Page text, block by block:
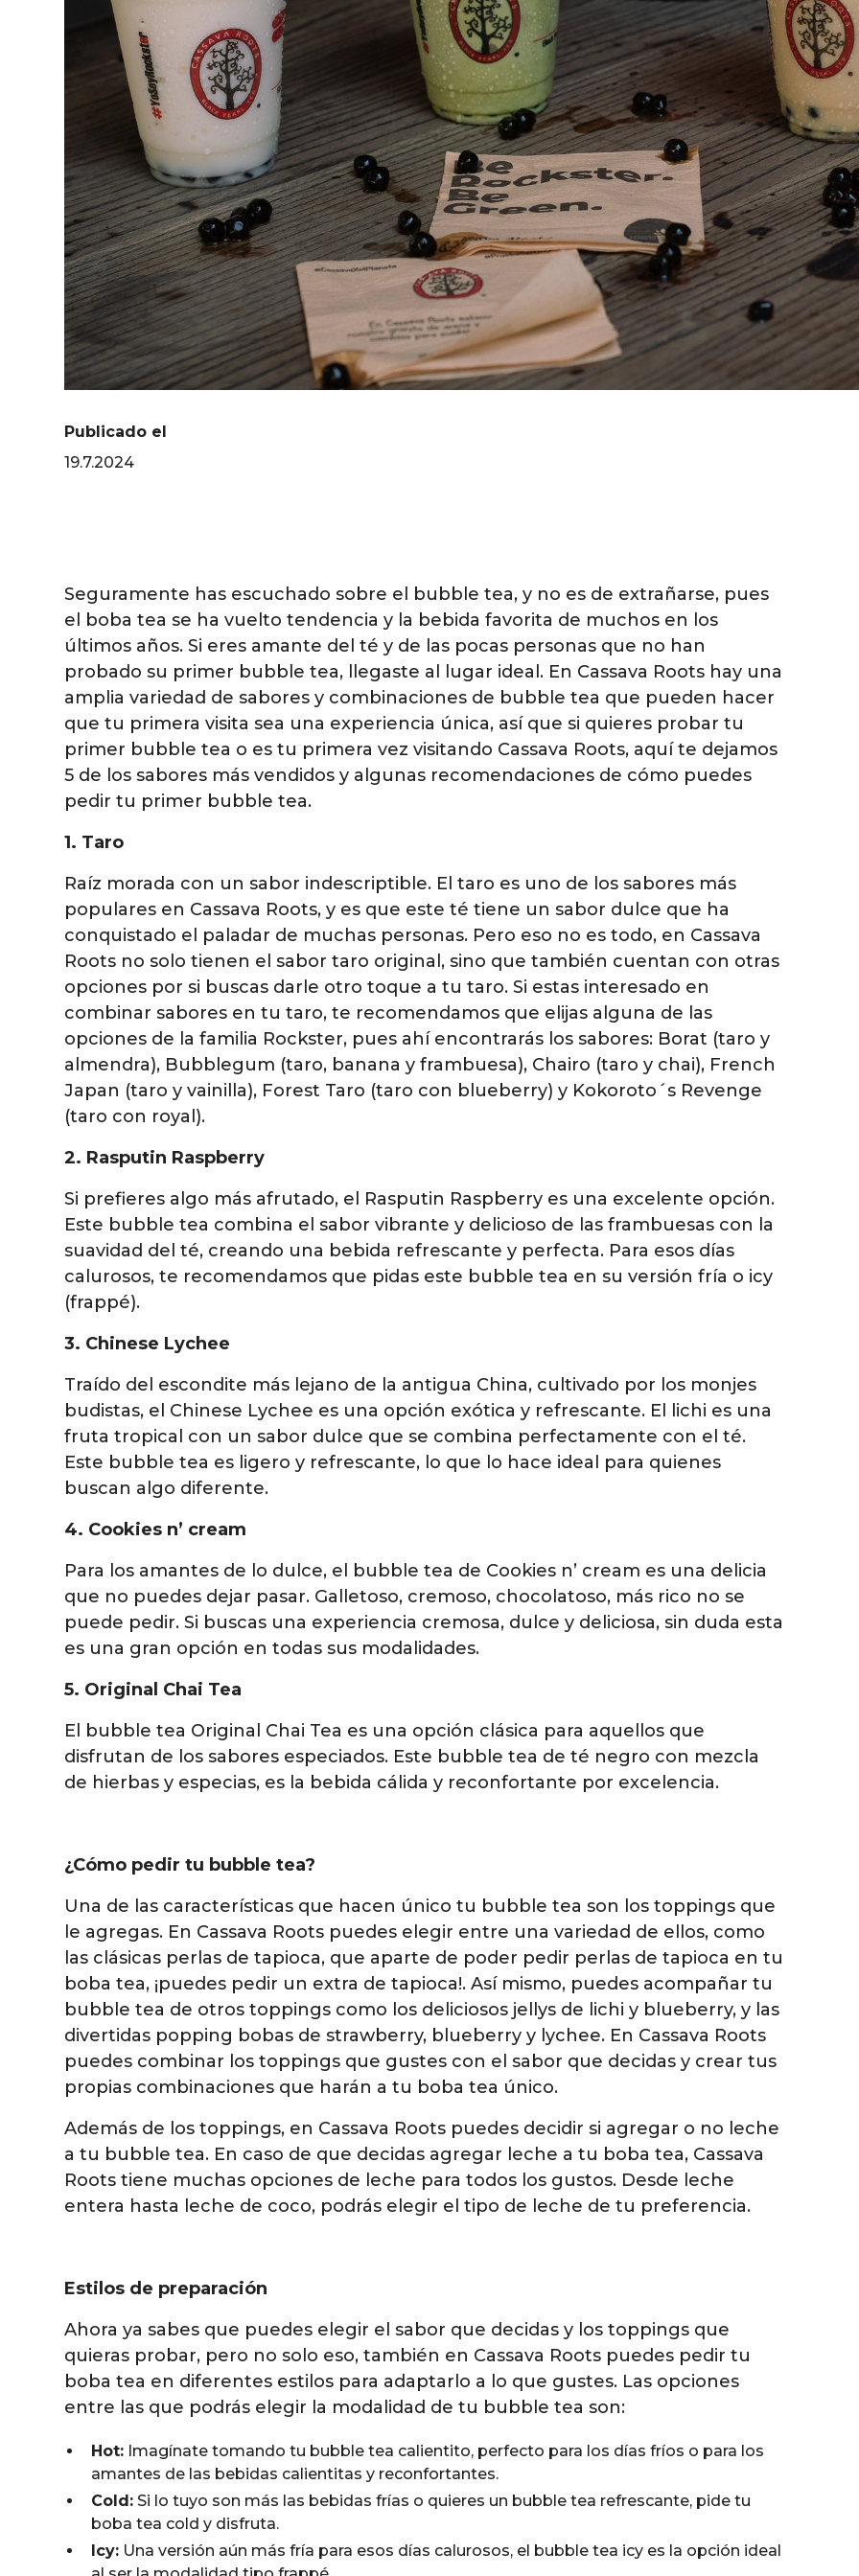
Publicado el
19.7.2024
Seguramente has escuchado sobre el bubble tea, y no es de extrañarse, pues
el boba tea se ha vuelto tendencia y la bebida favorita de muchos en los
últimos años. Si eres amante del té y de las pocas personas que no han
probado su primer bubble tea, llegaste al lugar ideal. En Cassava Roots hay una
amplia variedad de sabores y combinaciones de bubble tea que pueden hacer
que tu primera visita sea una experiencia única, así que si quieres probar tu
primer bubble tea o es tu primera vez visitando Cassava Roots, aquí te dejamos
5 de los sabores más vendidos y algunas recomendaciones de cómo puedes
pedir tu primer bubble tea.
1. Taro
Raíz morada con un sabor indescriptible. El taro es uno de los sabores más
populares en Cassava Roots, y es que este té tiene un sabor dulce que ha
conquistado el paladar de muchas personas. Pero eso no es todo, en Cassava
Roots no solo tienen el sabor taro original, sino que también cuentan con otras
opciones por si buscas darle otro toque a tu taro. Si estas interesado en
combinar sabores en tu taro, te recomendamos que elijas alguna de las
opciones de la familia Rockster, pues ahí encontrarás los sabores: Borat (taro y
almendra), Bubblegum (taro, banana y frambuesa), Chairo (taro y chai), French
Japan (taro y vainilla), Forest Taro (taro con blueberry) y Kokoroto´s Revenge
(taro con royal).
2. Rasputin Raspberry
Si prefieres algo más afrutado, el Rasputin Raspberry es una excelente opción.
Este bubble tea combina el sabor vibrante y delicioso de las frambuesas con la
suavidad del té, creando una bebida refrescante y perfecta. Para esos días
calurosos, te recomendamos que pidas este bubble tea en su versión fría o icy
(frappé).
3. Chinese Lychee
Traído del escondite más lejano de la antigua China, cultivado por los monjes
budistas, el Chinese Lychee es una opción exótica y refrescante. El lichi es una
fruta tropical con un sabor dulce que se combina perfectamente con el té.
Este bubble tea es ligero y refrescante, lo que lo hace ideal para quienes
buscan algo diferente.
4. Cookies n’ cream
Para los amantes de lo dulce, el bubble tea de Cookies n’ cream es una delicia
que no puedes dejar pasar. Galletoso, cremoso, chocolatoso, más rico no se
puede pedir. Si buscas una experiencia cremosa, dulce y deliciosa, sin duda esta
es una gran opción en todas sus modalidades.
5. Original Chai Tea
El bubble tea Original Chai Tea es una opción clásica para aquellos que
disfrutan de los sabores especiados. Este bubble tea de té negro con mezcla
de hierbas y especias, es la bebida cálida y reconfortante por excelencia.
¿Cómo pedir tu bubble tea?
Una de las características que hacen único tu bubble tea son los toppings que
le agregas. En Cassava Roots puedes elegir entre una variedad de ellos, como
las clásicas perlas de tapioca, que aparte de poder pedir perlas de tapioca en tu
boba tea, ¡puedes pedir un extra de tapioca!. Así mismo, puedes acompañar tu
bubble tea de otros toppings como los deliciosos jellys de lichi y blueberry, y las
divertidas popping bobas de strawberry, blueberry y lychee. En Cassava Roots
puedes combinar los toppings que gustes con el sabor que decidas y crear tus
propias combinaciones que harán a tu boba tea único.
Además de los toppings, en Cassava Roots puedes decidir si agregar o no leche
a tu bubble tea. En caso de que decidas agregar leche a tu boba tea, Cassava
Roots tiene muchas opciones de leche para todos los gustos. Desde leche
entera hasta leche de coco, podrás elegir el tipo de leche de tu preferencia.
Estilos de preparación
Ahora ya sabes que puedes elegir el sabor que decidas y los toppings que
quieras probar, pero no solo eso, también en Cassava Roots puedes pedir tu
boba tea en diferentes estilos para adaptarlo a lo que gustes. Las opciones
entre las que podrás elegir la modalidad de tu bubble tea son:
Hot: Imagínate tomando tu bubble tea calientito, perfecto para los días fríos o para los
amantes de las bebidas calientitas y reconfortantes.
Cold: Si lo tuyo son más las bebidas frías o quieres un bubble tea refrescante, pide tu
boba tea cold y disfruta.
Icy: Una versión aún más fría para esos días calurosos, el bubble tea icy es la opción ideal